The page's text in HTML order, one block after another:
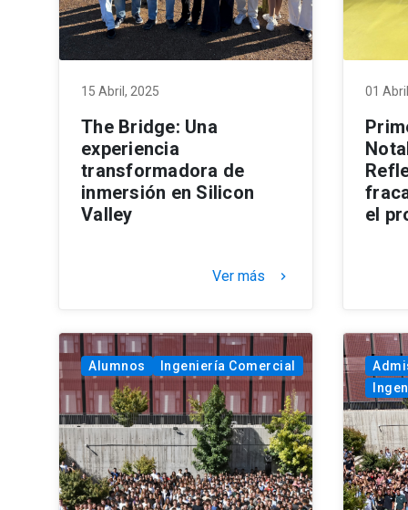
15 Abril, 2025
The Bridge: Una
experiencia
transformadora de
inmersión en Silicon
Valley
Ver más keyboard_arrow_right
01
el
Alumnos Ingeniería Comercial